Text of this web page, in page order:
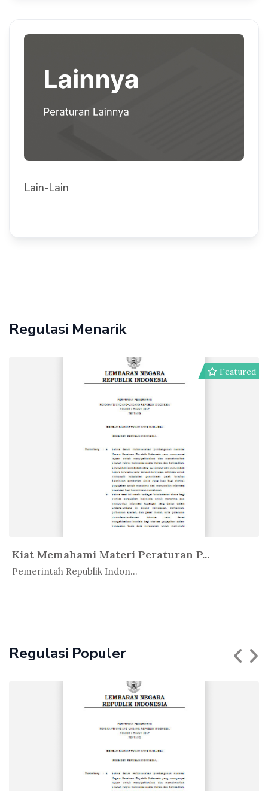
Lain-Lain
Regulasi Menarik
Featured
Kiat Memahami Materi Peraturan P...
Pemerintah Republik Indon...
In Buku
Regulasi Populer